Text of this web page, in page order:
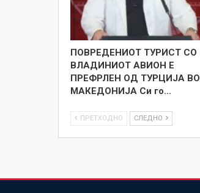
ПОВРЕДЕНИОТ ТУРИСТ СО
ВЛАДИНИОТ АВИОН Е
ПРЕФРЛЕН ОД ТУРЦИЈА ВО
МАКЕДОНИЈА Си го…
ПРЕТХОДНО СЛЕДНО